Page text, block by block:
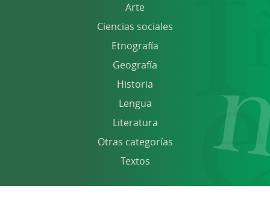
Arte
Ciencias sociales
Etnografía
Geografía
Historia
Lengua
Literatura
Otras categorías
Textos